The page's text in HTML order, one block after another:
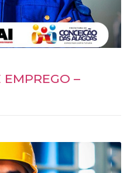
EMPREGO –